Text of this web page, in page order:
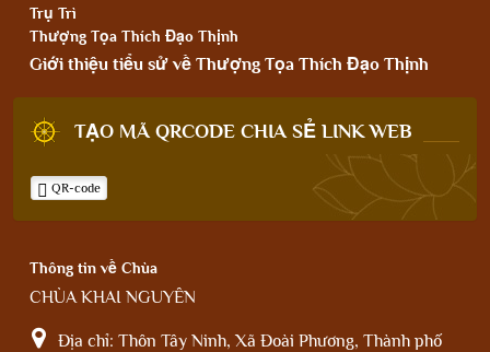
Trụ Trì
Thượng Tọa Thích Đạo Thịnh
Giới thiệu tiểu sử về Thượng Tọa Thích Đạo Thịnh
TẠO MÃ QRCODE CHIA SẺ LINK WEB
QR-code
Thông tin về Chùa
CHÙA KHAI NGUYÊN
Địa chỉ: Thôn Tây Ninh, Xã Đoài Phương, Thành phố